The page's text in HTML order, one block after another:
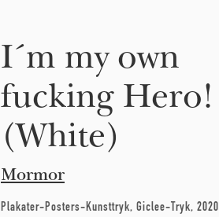
I´m my own
fucking Hero!
(White)
Mormor
Plakater-Posters-Kunsttryk Giclee-Tryk 2020